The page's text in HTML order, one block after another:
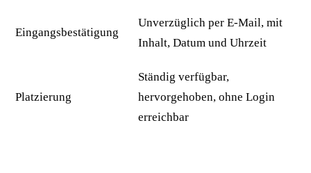
Eingangsbestätigung
Unverzüglich per E-Mail, mit
Inhalt, Datum und Uhrzeit
Platzierung
Ständig verfügbar,
hervorgehoben, ohne Login
erreichbar